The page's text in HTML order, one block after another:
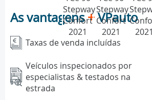
As vantagens+VPauto
Taxas de venda incluídas
Veículos inspecionados por
especialistas & testados na
estrada